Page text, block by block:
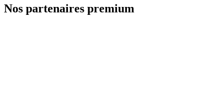
Nos partenaires premium